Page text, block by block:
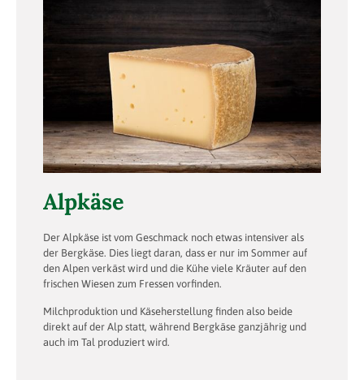
Alpkäse
Der Alpkäse ist vom Geschmack noch etwas intensiver als
der Bergkäse. Dies liegt daran, dass er nur im Sommer auf
den Alpen verkäst wird und die Kühe viele Kräuter auf den
frischen Wiesen zum Fressen vorfinden.
Milchproduktion und Käseherstellung finden also beide
direkt auf der Alp statt, während Bergkäse ganzjährig und
auch im Tal produziert wird.